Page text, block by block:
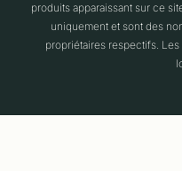
produits apparaissant sur ce
uniquement et sont des
propriétaires respectifs.